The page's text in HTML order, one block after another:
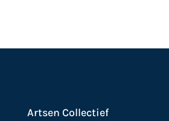
Artsen Collectief